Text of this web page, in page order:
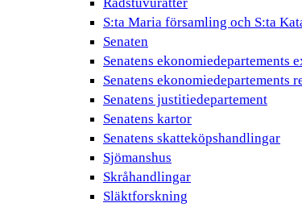
S:ta Maria församling och S:ta
Senaten
Senatens ekonomiedepartements
Senatens ekonomiedepartements
Senatens justitiedepartement
Senatens kartor
Senatens skatteköpshandlingar
Sjömanshus
Skråhandlingar
Släktforskning